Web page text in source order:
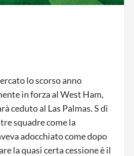
lo scorso anno
in forza al West Ham,
ceduto al Las Palmas. S di
squadre come la
adocchiato come dopo
la quasi certa cessione è il